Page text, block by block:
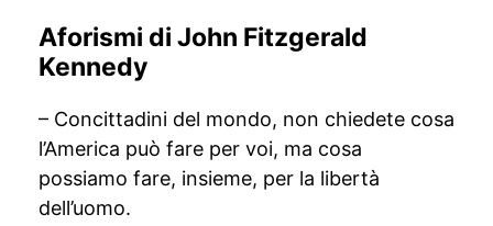
Aforismi di John Fitzgerald
Kennedy
– Concittadini del mondo, non chiedete cosa
l’America può fare per voi, ma cosa
possiamo fare, insieme, per la libertà
dell’uomo.